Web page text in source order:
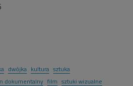
dwójka kultura sztuka
dokumentalny film sztuki wizualne